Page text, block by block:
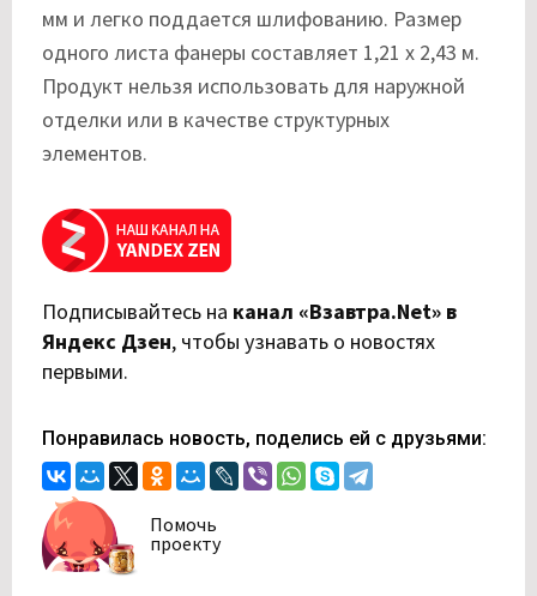
мм и легко поддается шлифованию. Размер
одного листа фанеры составляет 1,21 х 2,43 м.
Продукт нельзя использовать для наружной
отделки или в качестве структурных
элементов.
Подписывайтесь на канал «Взавтра.Net» в
Яндекс Дзен, чтобы узнавать о новостях
первыми.
Понравилась новость, поделись ей с друзьями:
Помочь
проекту